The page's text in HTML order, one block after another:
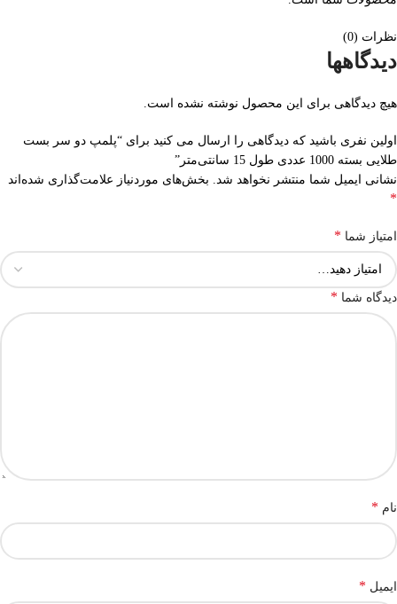
نظرات (0)
دیدگاهها
هیچ دیدگاهی برای این محصول نوشته نشده است.
اولین نفری باشید که دیدگاهی را ارسال می کنید برای “پلمپ دو سر بست
طلایی بسته 1000 عددی طول 15 سانتی‌متر”
نشانی ایمیل شما منتشر نخواهد شد.
بخش‌های موردنیاز علامت‌گذاری شده‌اند
*
امتیاز شما *
دیدگاه شما *
نام *
ایمیل *